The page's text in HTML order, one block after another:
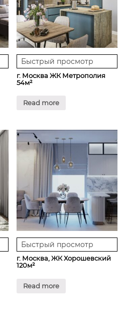
Быстрый просмотр
г. Москва ЖК Метрополия
54м²
Read more
Быстрый просмотр
г. Москва, ЖК Хорошевский
120м²
Read more